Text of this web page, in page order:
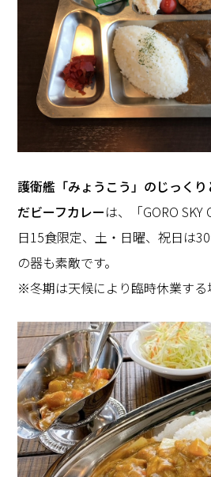
護衛艦「みょうこう」のじっく
だビーフカレーは、「GORO
日15食限定、土・日曜、祝日は
の器も素敵です。
※冬期は天候により臨時休業する